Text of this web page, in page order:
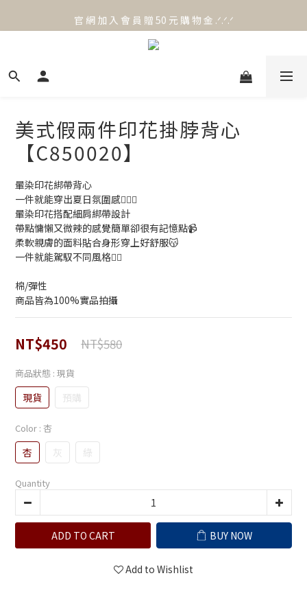
官 網 加 入 會 員 贈 50 元 購 物 金 .ᐟ.ᐟ.ᐟ
官 網 加 入 會 員 贈 50 元 購 物 金 .ᐟ.ᐟ.ᐟ
⟡.·*. 滿 NT.1000 免 運 費 ꔛ♡
美式假兩件印花掛脖背心
【C850020】
暈染印花綁帶背心
一件就能穿出夏日氛圍感🙆🏻‍♀️
暈染印花搭配細肩綁帶設計
帶點慵懶又微辣的感覺簡單卻很有記憶點📹
柔軟親膚的面料貼合身形穿上好舒服😽
一件就能駕馭不同風格👆🏻
棉/彈性
商品皆為100%實品拍攝
NT$450 NT$580
商品狀態 : 現貨
現貨 預購
Color : 杏
杏 灰 綠
Quantity
ADD TO CART BUY NOW
Add to Wishlist